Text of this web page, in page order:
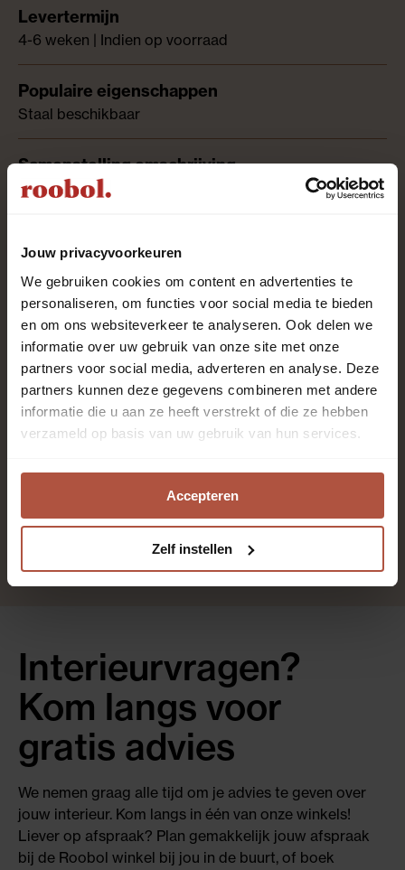
Jouw privacyvoorkeuren
We gebruiken cookies om content en advertenties te
personaliseren, om functies voor social media te bieden
en om ons websiteverkeer te analyseren. Ook delen we
informatie over uw gebruik van onze site met onze
partners voor social media, adverteren en analyse. Deze
partners kunnen deze gegevens combineren met andere
informatie die u aan ze heeft verstrekt of die ze hebben
verzameld op basis van uw gebruik van hun services.
Accepteren
Zelf instellen
4-6 weken | Indien op voorraad
Staal beschikbaar
100% ecologisch Katoen
3.0%
5
zodmE
Interieurvragen?
Kom langs voor
gratis advies
We nemen graag alle tijd om je advies te geven over
jouw interieur. Kom langs in één van onze winkels!
Liever op afspraak? Plan gemakkelijk jouw afspraak
bij de Roobol winkel bij jou in de buurt, of boek